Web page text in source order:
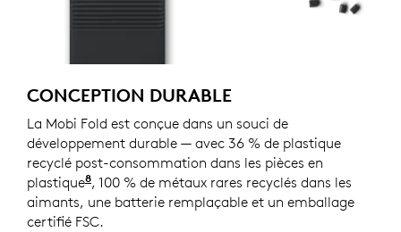
CONCEPTION DURABLE
La Mobi Fold est conçue dans un souci de
développement durable — avec 36 % de plastique
recyclé post-consommation dans les pièces en
plastique8Hors plastique du circuit imprimé, des
, 100 % de métaux rares recyclés dans les
aimants, une batterie remplaçable et un emballage
certifié FSC.